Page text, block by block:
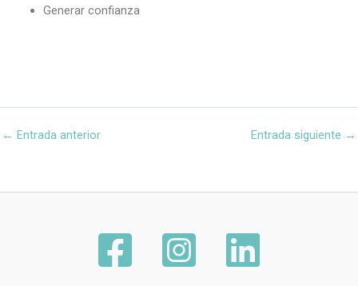
Generar confianza
← Entrada anterior Entrada siguiente →